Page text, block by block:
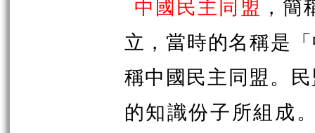
中國民主同盟 ，
立，當時的名稱是
稱中國民主同盟。
的知識份子所組成